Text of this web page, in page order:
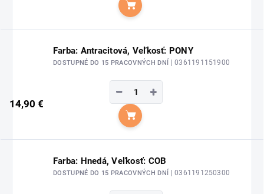
Do košíka
Farba: Antracitová, Veľkosť: PONY
DOSTUPNÉ DO 15 PRACOVNÝCH DNÍ | 0361191151900
14,90 €
+
−
Do košíka
Farba: Hnedá, Veľkosť: COB
DOSTUPNÉ DO 15 PRACOVNÝCH DNÍ | 0361191250300